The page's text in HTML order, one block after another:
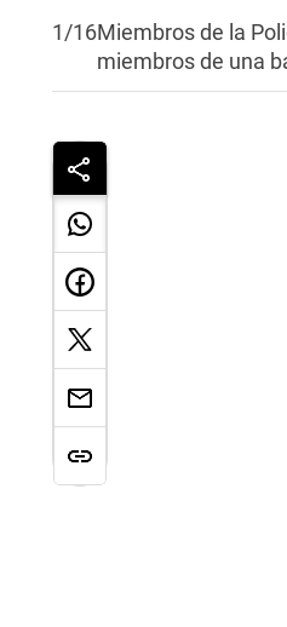
1/16Miembros de la
miembros de una